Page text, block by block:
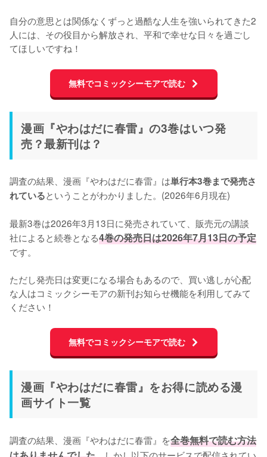
自分の意思とは関係なくずっと過酷な人生を強いられてきた2
人には、その役目から解放され、平和で幸せな日々を過ごし
てほしいですね！
無料でコミックシーモアで読む
漫画『やわはだに春雷』の3巻はいつ発
売？最新刊は？
調査の結果、漫画『やわはだに春雷』は単行本3巻まで発売さ
れているということがわかりました。(2026年6月現在)
最新3巻は2026年3月13日に発売されていて、販売元の講談
社によると続巻となる4巻の発売日は2026年7月13日の予定
です。
ただし発売日は変更になる場合もあるので、買い逃しが心配
な人はコミックシーモアの新刊お知らせ機能を利用してみて
ください！
無料でコミックシーモアで読む
漫画『やわはだに春雷』をお得に読める漫
画サイト一覧
調査の結果、漫画『やわはだに春雷』を全巻無料で読む方法
。しかし以下のサービスで配信されてい